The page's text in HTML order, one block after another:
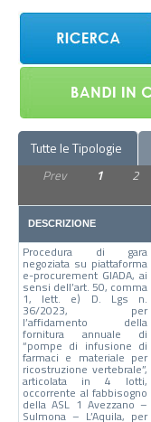
Tutte le Tipologie
Prev 1 2
DESCRIZIONE
Procedura di gara
negoziata su piattaforma
e-procurement GIADA, ai
sensi dell’art. 50, comma
1, lett. e) D. Lgs n.
36/2023, per
l’affidamento della
fornitura annuale di
“pompe di infusione di
farmaci e materiale per
ricostruzione vertebrale”,
articolata in 4 lotti,
occorrente al fabbisogno
della ASL 1 Avezzano –
Sulmona – L’Aquila, per